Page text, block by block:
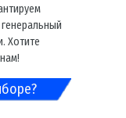
Хотите